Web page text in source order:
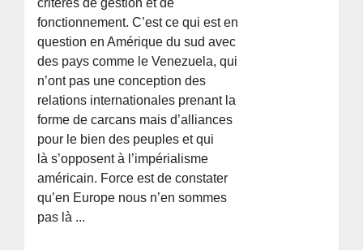
fonctionnement. C’est ce qui est en
question en Amérique du sud avec
des pays comme le Venezuela, qui
n’ont pas une conception des
relations internationales prenant la
forme de carcans mais d’alliances
pour le bien des peuples et qui
là s’opposent à l’impérialisme
américain. Force est de constater
qu’en Europe nous n’en sommes
pas là ...